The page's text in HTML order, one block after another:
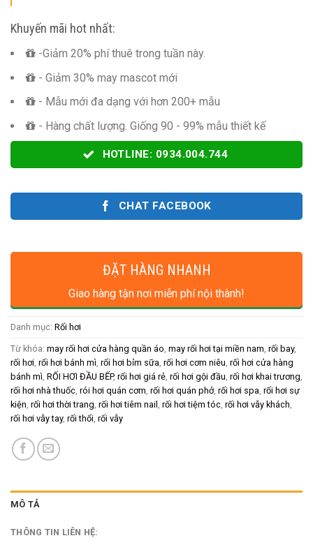
Khuyến mãi hot nhất:
-Giảm 20% phí thuê trong tuần này.
- Giảm 30% may mascot mới
- Mẫu mới đa dạng với hơn 200+ mẫu
- Hàng chất lượng. Giống 90 - 99% mẫu thiết kế
HOTLINE: 0934.004.744
CHAT FACEBOOK
ĐẶT HÀNG NHANH
Giao hàng tận nơi miễn phí nội thành!
Danh mục: Rối hơi
Từ khóa: may rối hơi cửa hàng quần áo may rối hơi tại miền nam rối bay,
rối hơi rối hơi bánh mì rối hơi bỉm sữa rối hơi cơm niêu rối hơi cửa hàng
bánh mì RỐI HƠI ĐẦU BẾP, rối hơi giá rẻ rối hơi gội đầu rối hơi khai trương
rối hơi nhà thuốc rói hơi quán cơm rối hơi quán phở, rối hơi spa rối hơi sự
kiện rối hơi thời trang rối hơi tiêm nail rối hơi tiệm tóc rối hơi vẫy khách
rối hơi vẫy tay, rối thổi rối vẫy
MÔ TẢ
THÔNG TIN LIÊN HỆ: